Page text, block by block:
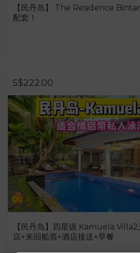
【民丹岛】 The Residence
配套！
S$222.00
【民丹岛】四星级 Kamuela Villa2
店+来回船票+酒店接送+早餐